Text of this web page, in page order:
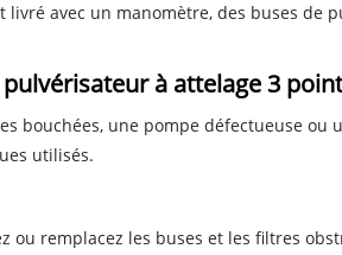
avec un manomètre, des buses de
à attelage 3
bouchées, une pompe défectueuse ou
utilisés.
ou remplacez les buses et les filtres